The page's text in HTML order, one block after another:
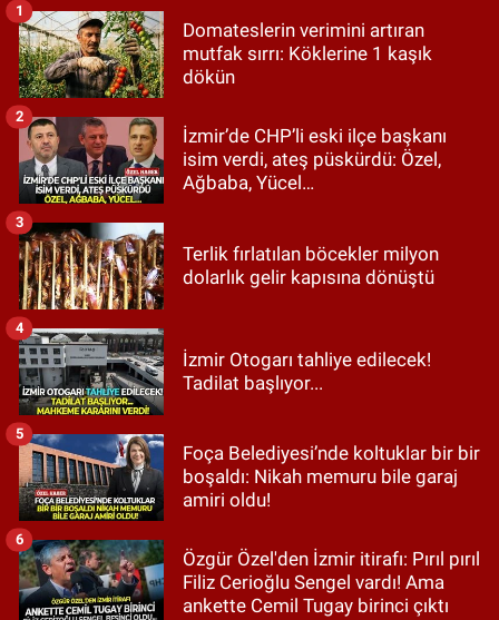
Domateslerin verimini artıran
mutfak sırrı: Köklerine 1 kaşık
dökün
1
İzmir’de CHP’li eski ilçe başkanı
isim verdi, ateş püskürdü: Özel,
Ağbaba, Yücel…
2
Terlik fırlatılan böcekler milyon
dolarlık gelir kapısına dönüştü
3
İzmir Otogarı tahliye edilecek!
Tadilat başlıyor...
4
Foça Belediyesi’nde koltuklar bir bir
boşaldı: Nikah memuru bile garaj
amiri oldu!
5
Özgür Özel'den İzmir itirafı: Pırıl pırıl
Filiz Cerioğlu Sengel vardı! Ama
ankette Cemil Tugay birinci çıktı
6